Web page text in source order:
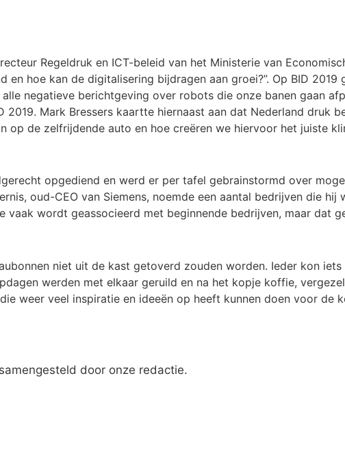
Regeldruk en ICT-beleid van het Ministerie van
en hoe kan de digitalisering bijdragen aan groei?”. Op BID
negatieve berichtgeving over robots die onze banen gaan
2019. Mark Bressers kaartte hiernaast aan dat Nederland druk
de zelfrijdende auto en hoe creëren we hiervoor het juiste
opgediend en werd er per tafel gebrainstormd over
oud-CEO van Siemens, noemde een aantal bedrijven die
wordt geassocieerd met beginnende bedrijven, maar dat
niet uit de kast getoverd zouden worden. Ieder kon
werden met elkaar geruild en na het kopje koffie,
die weer veel inspiratie en ideeën op heeft kunnen doen voor
door onze redactie.